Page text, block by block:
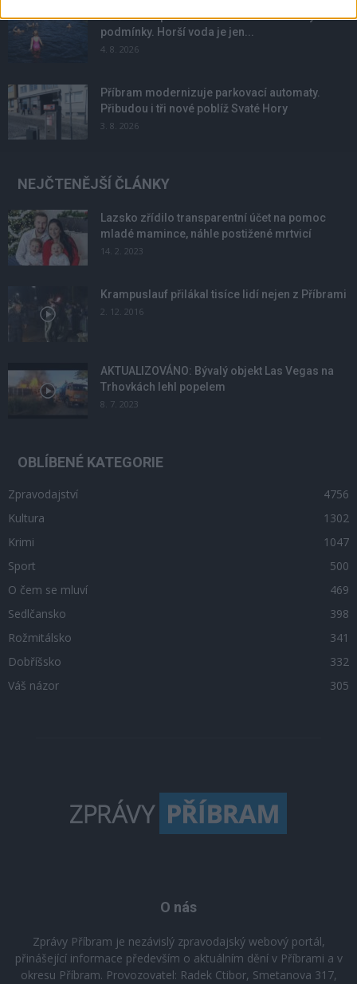
Většina koupališť na Příbramsku nabízí výborné
podmínky. Horší voda je jen...
4. 8. 2026
Příbram modernizuje parkovací automaty.
Přibudou i tři nové poblíž Svaté Hory
3. 8. 2026
NEJČTENĚJŠÍ ČLÁNKY
Lazsko zřídilo transparentní účet na pomoc
mladé mamince, náhle postižené mrtvicí
14. 2. 2023
Krampuslauf přilákal tisíce lidí nejen z Příbrami
2. 12. 2016
AKTUALIZOVÁNO: Bývalý objekt Las Vegas na
Trhovkách lehl popelem
8. 7. 2023
OBLÍBENÉ KATEGORIE
Zpravodajství
4756
Kultura
1302
Krimi
1047
Sport
500
O čem se mluví
469
Sedlčansko
398
Rožmitálsko
341
Dobříšsko
332
Váš názor
305
O nás
Zprávy Příbram je nezávislý zpravodajský webový portál,
přinášející informace především o aktuálním dění v Příbrami a v
okresu Příbram. Provozovatel: Radek Ctibor, Smetanova 317,